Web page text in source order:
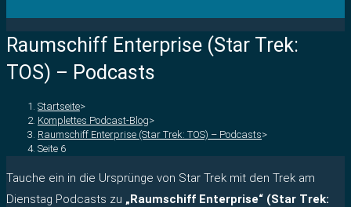
Raumschiff Enterprise (Star Trek:
TOS) – Podcasts
Startseite>
Komplettes Podcast-Blog>
Raumschiff Enterprise (Star Trek: TOS) – Podcasts>
Seite 6
Tauche ein in die Ursprünge von Star Trek mit den Trek am
Dienstag Podcasts zu „Raumschiff Enterprise“ (Star Trek: